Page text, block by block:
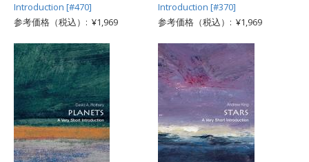
Introduction [#470]
参考価格（税込）: ¥1,969
Introduction [#370]
参考価格（税込）: ¥1,969